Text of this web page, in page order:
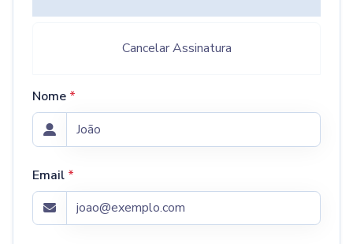
Cancelar Assinatura
Nome *
Email *